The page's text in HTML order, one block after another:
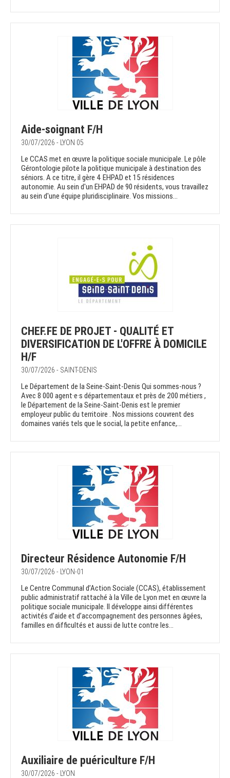
Aide-soignant F/H
30/07/2026 - LYON 05
Le CCAS met en œuvre la politique sociale municipale. Le pôle
Gérontologie pilote la politique municipale à destination des
séniors. A ce titre, il gère 4 EHPAD et 15 résidences
autonomie. Au sein d'un EHPAD de 90 résidents, vous travaillez
au sein d'une équipe pluridisciplinaire. Vos missions...
CHEF.FE DE PROJET - QUALITÉ ET
DIVERSIFICATION DE L'OFFRE À DOMICILE
H/F
30/07/2026 - SAINT-DENIS
Le Département de la Seine-Saint-Denis Qui sommes-nous ?
Avec 8 000 agent·e·s départementaux et près de 200 métiers ,
le Département de la Seine-Saint-Denis est le premier
employeur public du territoire . Nos missions couvrent des
domaines variés tels que le social, la petite enfance,...
Directeur Résidence Autonomie F/H
30/07/2026 - LYON-01
Le Centre Communal d’Action Sociale (CCAS), établissement
public administratif rattaché à la Ville de Lyon met en œuvre la
politique sociale municipale. Il développe ainsi différentes
activités d’aide et d’accompagnement des personnes âgées,
familles en difficultés et aussi de lutte contre les...
Auxiliaire de puériculture F/H
30/07/2026 - LYON